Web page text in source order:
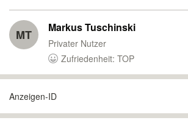
MT Markus Tuschinski
Privater Nutzer
Zufriedenheit: TOP
Anzeigen-ID